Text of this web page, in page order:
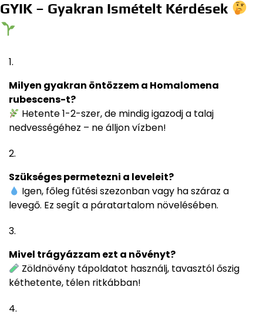
GYIK – Gyakran Ismételt Kérdések
Milyen gyakran öntözzem a Homalomena
rubescens-t?
Hetente 1-2-szer, de mindig igazodj a talaj
nedvességéhez – ne álljon vízben!
Szükséges permetezni a leveleit?
Igen, főleg fűtési szezonban vagy ha száraz a
levegő. Ez segít a páratartalom növelésében.
Mivel trágyázzam ezt a növényt?
Zöldnövény tápoldatot használj, tavasztól őszig
kéthetente, télen ritkábban!